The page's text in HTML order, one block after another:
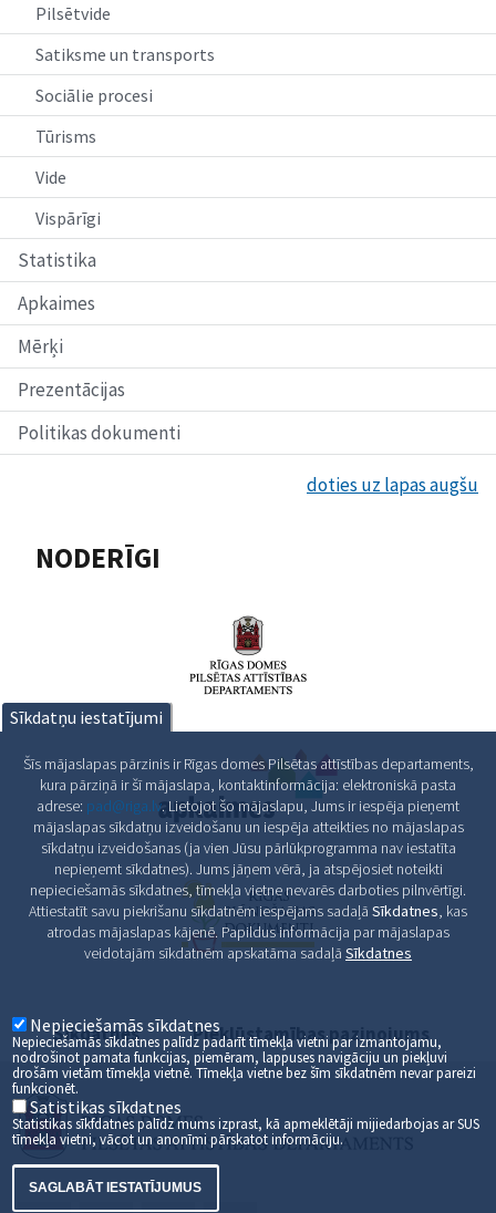
Pilsētvide
Satiksme un transports
Sociālie procesi
Tūrisms
Vide
Vispārīgi
Statistika
Apkaimes
Mērķi
Prezentācijas
Politikas dokumenti
doties uz lapas augšu
NODERĪGI
Sīkdatnes Piekļūstamības paziņojums
Sīkdatņu iestatījumi
Šīs mājaslapas pārzinis ir Rīgas domes Pilsētas attīstības departaments,
kura pārziņā ir šī mājaslapa, kontaktinformācija: elektroniskā pasta
adrese: pad@riga.lv. Lietojot šo mājaslapu, Jums ir iespēja pieņemt
mājaslapas sīkdatņu izveidošanu un iespēja atteikties no mājaslapas
sīkdatņu izveidošanas (ja vien Jūsu pārlūkprogramma nav iestatīta
nepieņemt sīkdatnes). Jums jāņem vērā, ja atspējosiet noteikti
nepieciešamās sīkdatnes, tīmekļa vietne nevarēs darboties pilnvērtīgi.
Attiestatīt savu piekrišanu sīkdatnēm iespējams sadaļā Sīkdatnes, kas
atrodas mājaslapas kājenē. Papildus informācija par mājaslapas
veidotajām sīkdatnēm apskatāma sadaļā Sīkdatnes
Nepieciešamās sīkdatnes
Nepieciešamās sīkdatnes palīdz padarīt tīmekļa vietni par izmantojamu,
nodrošinot pamata funkcijas, piemēram, lappuses navigāciju un piekļuvi
drošām vietām tīmekļa vietnē. Tīmekļa vietne bez šīm sīkdatnēm nevar pareizi
funkcionēt.
Satistikas sīkdatnes
Statistikas sīkfdatnes palīdz mums izprast, kā apmeklētāji mijiedarbojas ar SUS
tīmekļa vietni, vācot un anonīmi pārskatot informāciju.
SAGLABĀT IESTATĪJUMUS